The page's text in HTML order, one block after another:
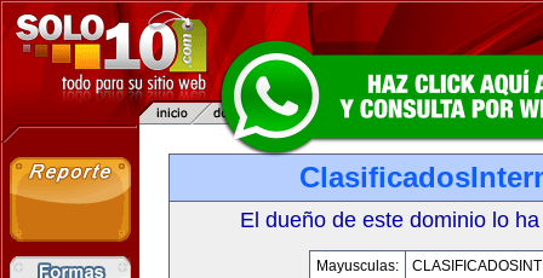
El dueño de este dominio lo
Mayusculas: